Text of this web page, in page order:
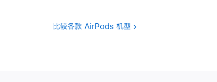
比较各款 AirPods 机型